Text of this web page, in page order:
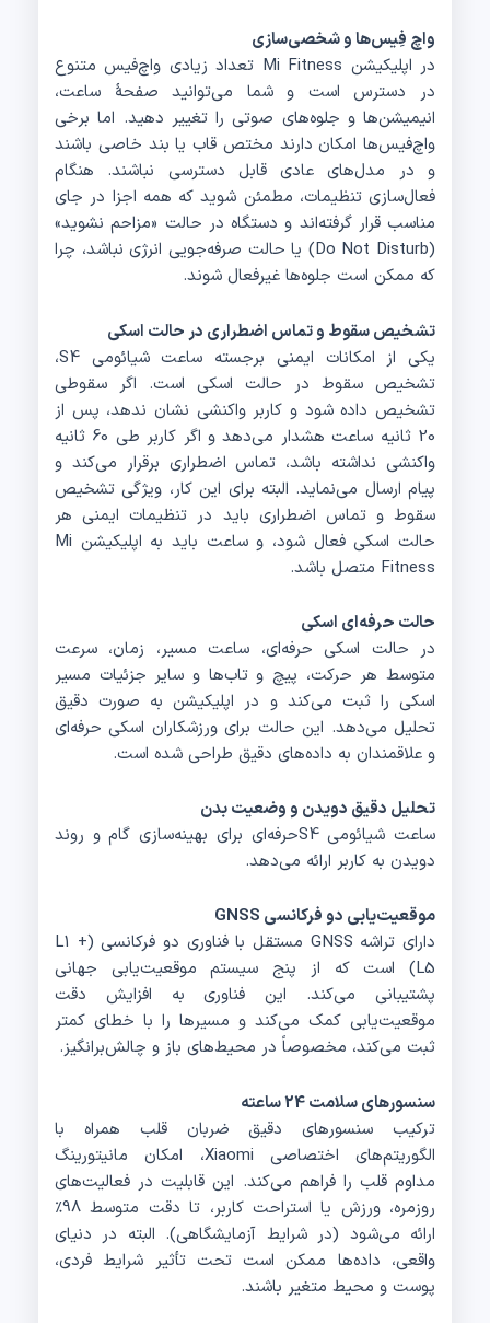
واچ فِیس‌ها و شخصی‌سازی
در اپلیکیشن Mi Fitness تعداد زیادی واچ‌فیس متنوع
در دسترس است و شما می‌توانید صفحهٔ ساعت،
انیمیشن‌ها و جلوه‌های صوتی را تغییر دهید. اما برخی
واچ‌فیس‌ها امکان دارند مختص قاب یا بند خاصی باشند
و در مدل‌های عادی قابل دسترسی نباشند. هنگام
فعال‌سازی تنظیمات، مطمئن شوید که همه اجزا در جای
مناسب قرار گرفته‌اند و دستگاه در حالت «مزاحم نشوید»
(Do Not Disturb) یا حالت صرفه‌جویی انرژی نباشد، چرا
که ممکن است جلوه‌ها غیرفعال شوند.
تشخیص سقوط و تماس اضطراری در حالت اسکی
یکی از امکانات ایمنی برجسته ساعت شیائومی S4،
تشخیص سقوط در حالت اسکی است. اگر سقوطی
تشخیص داده شود و کاربر واکنشی نشان ندهد، پس از
20 ثانیه ساعت هشدار می‌دهد و اگر کاربر طی 60 ثانیه
واکنشی نداشته باشد، تماس اضطراری برقرار می‌کند و
پیام ارسال می‌نماید. البته برای این کار، ویژگی تشخیص
سقوط و تماس اضطراری باید در تنظیمات ایمنی هر
حالت اسکی فعال شود، و ساعت باید به اپلیکیشن Mi
Fitness متصل باشد.
حالت حرفه‌ای اسکی
در حالت اسکی حرفه‌ای، ساعت مسیر، زمان، سرعت
متوسط هر حرکت، پیچ و تاب‌ها و سایر جزئیات مسیر
اسکی را ثبت می‌کند و در اپلیکیشن به صورت دقیق
تحلیل می‌دهد. این حالت برای ورزشکاران اسکی حرفه‌ای
و علاقمندان به داده‌های دقیق طراحی شده است.
تحلیل دقیق دویدن و وضعیت بدن
ساعت شیائومی S4حرفه‌ای برای بهینه‌سازی گام و روند
دویدن به کاربر ارائه می‌دهد.
موقعیت‌یابی دو فرکانسی GNSS
دارای تراشه GNSS مستقل با فناوری دو فرکانسی (L1 +
L5) است که از پنج سیستم موقعیت‌یابی جهانی
پشتیبانی می‌کند. این فناوری به افزایش دقت
موقعیت‌یابی کمک می‌کند و مسیرها را با خطای کمتر
ثبت می‌کند، مخصوصاً در محیط‌های باز و چالش‌برانگیز.
سنسورهای سلامت 24 ساعته
ترکیب سنسورهای دقیق ضربان قلب همراه با
الگوریتم‌های اختصاصی Xiaomi، امکان مانیتورینگ
مداوم قلب را فراهم می‌کند. این قابلیت در فعالیت‌های
روزمره، ورزش یا استراحت کاربر، تا دقت متوسط 98٪
ارائه می‌شود (در شرایط آزمایشگاهی). البته در دنیای
واقعی، داده‌ها ممکن است تحت تأثیر شرایط فردی،
پوست و محیط متغیر باشند.